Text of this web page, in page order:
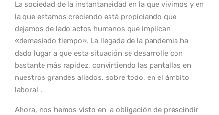
La sociedad de la instantaneidad en la que vivimos y en
la que estamos creciendo está propiciando que
dejamos de lado actos humanos que implican
«demasiado tiempo». La llegada de la pandemia ha
dado lugar a que esta situación se desarrolle con
bastante más rapidez, convirtiendo las pantallas en
nuestros grandes aliados, sobre todo, en el ámbito
laboral .
Ahora, nos hemos visto en la obligación de prescindir